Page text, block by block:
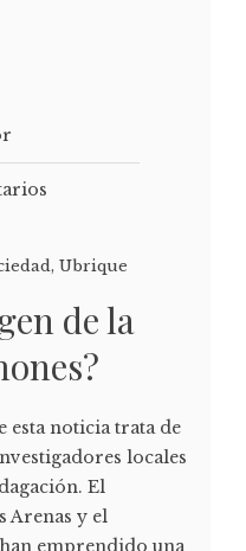
, Ubrique
de la
esta noticia trata de
locales
El
Arenas y el
emprendido una